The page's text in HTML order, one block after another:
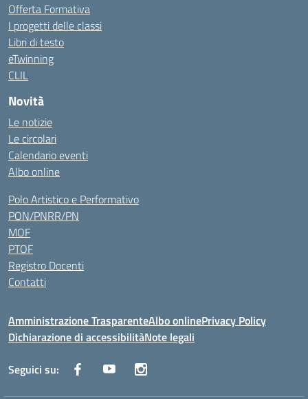
Offerta Formativa
I progetti delle classi
Libri di testo
eTwinning
CLIL
Novità
Le notizie
Le circolari
Calendario eventi
Albo online
Polo Artistico e Performativo
PON/PNRR/PN
MOF
PTOF
Registro Docenti
Contatti
Amministrazione TrasparenteAlbo onlinePrivacy Policy
Dichiarazione di accessibilitàNote legali
Seguici su: